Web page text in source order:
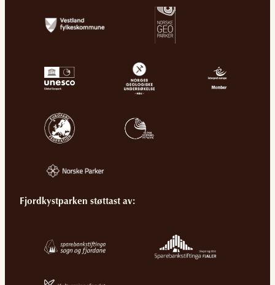
Fjordkystparken støttast av: